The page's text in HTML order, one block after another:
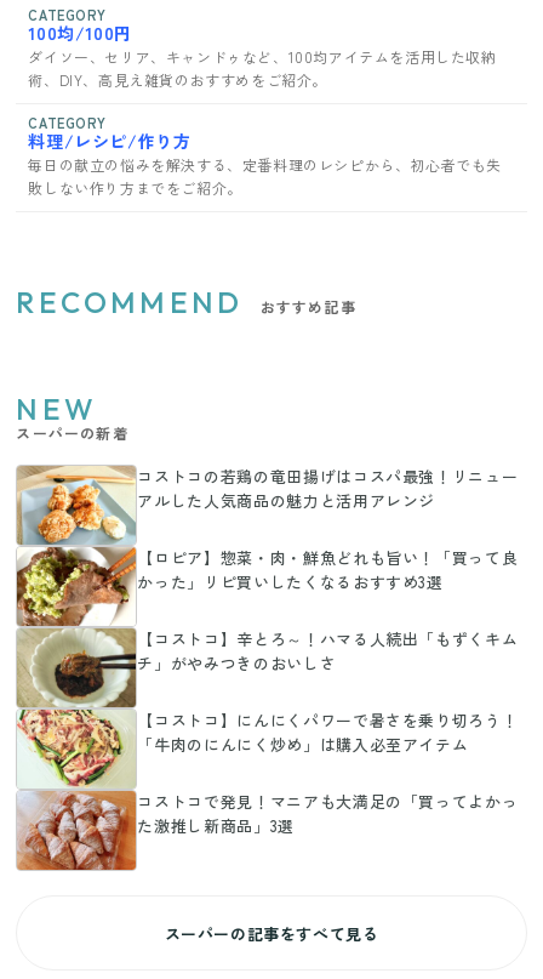
CATEGORY
100均/100円
ダイソー、セリア、キャンドゥなど、100均アイテムを活用した収納
術、DIY、高見え雑貨のおすすめをご紹介。
CATEGORY
料理/レシピ/作り方
毎日の献立の悩みを解決する、定番料理のレシピから、初心者でも失
敗しない作り方までをご紹介。
RECOMMEND おすすめ記事
NEW
スーパーの新着
コストコの若鶏の竜田揚げはコスパ最強！リニュー
アルした人気商品の魅力と活用アレンジ
【ロピア】惣菜・肉・鮮魚どれも旨い！「買って良
かった」リピ買いしたくなるおすすめ3選
【コストコ】辛とろ～！ハマる人続出「もずくキム
チ」がやみつきのおいしさ
【コストコ】にんにくパワーで暑さを乗り切ろう！
「牛肉のにんにく炒め」は購入必至アイテム
コストコで発見！マニアも大満足の「買ってよかっ
た激推し新商品」3選
スーパーの記事をすべて見る